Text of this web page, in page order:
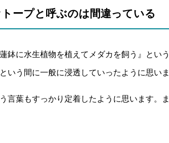
ープと呼ぶのは間違っている
鉢に水生植物を植えてメダカを飼う』とい
う間に一般に浸透していったように思いま
言葉もすっかり定着したように思います。